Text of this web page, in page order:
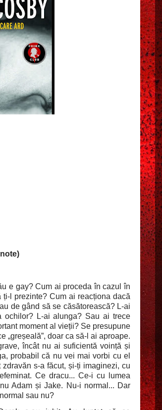
e gay? Cum ai proceda în cazul în
l prezinte? Cum ai reacționa dacă
de gând să se căsătorească? L-ai
L-ai alunga? Sau ai trece
moment al vieții? Se presupune
„greșeală”, doar ca să-l ai aproape.
încât nu ai suficientă voință și
probabil că nu vei mai vorbi cu el
s-a făcut, și-ți imaginezi, cu
Ce dracu... Ce-i cu lumea
Adam și Jake. Nu-i normal... Dar
sau nu?